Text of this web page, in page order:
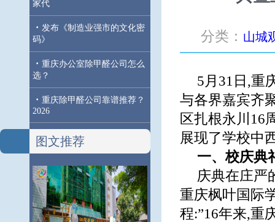
家代
· 发布《制造业强市的文化密
码》
· 重庆办公室除甲醛公司怎么
选？
· 重庆除甲醛公司靠谱推荐？
2026
图文推荐
分类： 山城
5月31日,重
与各界嘉宾齐
区扎根永川16
展现了学校中
一、校庆典
庆典在庄严
重庆枫叶国际
程:”16年来,重